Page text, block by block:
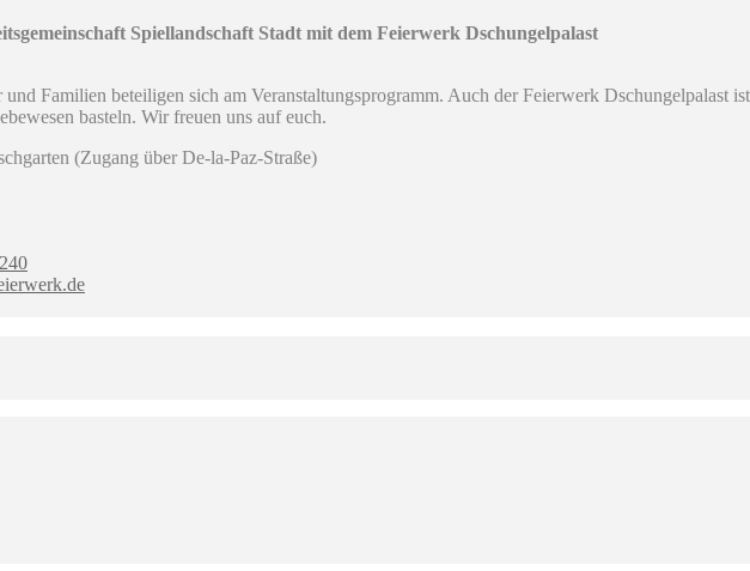
Spiellandschaft Stadt mit dem Feierwerk Dschungelpalast
Familien beteiligen sich am Veranstaltungsprogramm. Auch der Feierwerk Dschungelpalast
basteln. Wir freuen uns auf euch.
(Zugang über De-la-Paz-Straße)